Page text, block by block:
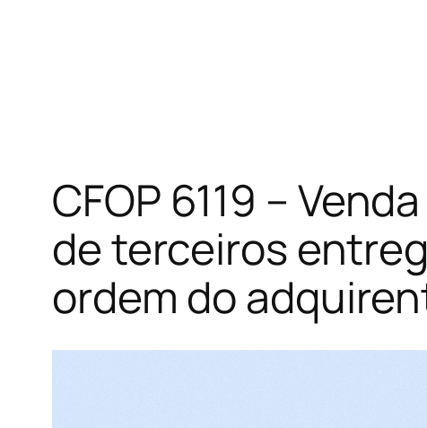
CFOP 6119 –
de terceiros
ordem do